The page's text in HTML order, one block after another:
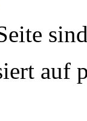
auf